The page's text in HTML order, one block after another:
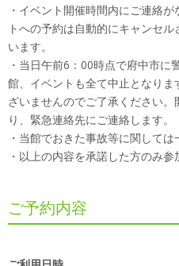
・イベント開催時間内にご連絡
トへの予約は自動的にキャンセ
います。
・当日午前6：00時点で府中市
館、イベントも全て中止となり
ざいませんのでご了承ください
り、緊急連絡先にご連絡します。
・当館でおきた事故等に関しては
・以上の内容を承諾した方のみ参
ご予約内容